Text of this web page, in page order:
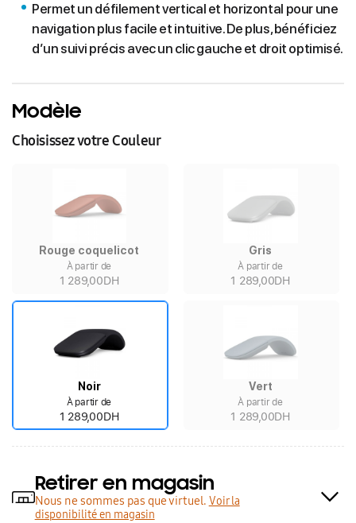
Permet un défilement vertical et horizontal pour une
navigation plus facile et intuitive. De plus, bénéficiez
d’un suivi précis avec un clic gauche et droit optimisé.
Modèle
Choisissez votre Couleur
Rouge coquelicot
À partir de
1 289,00DH
Gris
À partir de
1 289,00DH
Noir
À partir de
1 289,00DH
Vert
À partir de
1 289,00DH
Retirer en magasin
Nous ne sommes pas que virtuel. Voir la
disponibilité en magasin